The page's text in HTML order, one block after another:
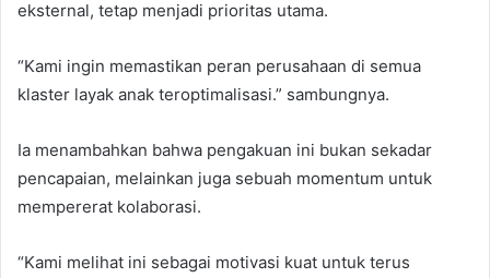
eksternal, tetap menjadi prioritas utama.
“Kami ingin memastikan peran perusahaan di semua
klaster layak anak teroptimalisasi.” sambungnya.
Ia menambahkan bahwa pengakuan ini bukan sekadar
pencapaian, melainkan juga sebuah momentum untuk
mempererat kolaborasi.
“Kami melihat ini sebagai motivasi kuat untuk terus